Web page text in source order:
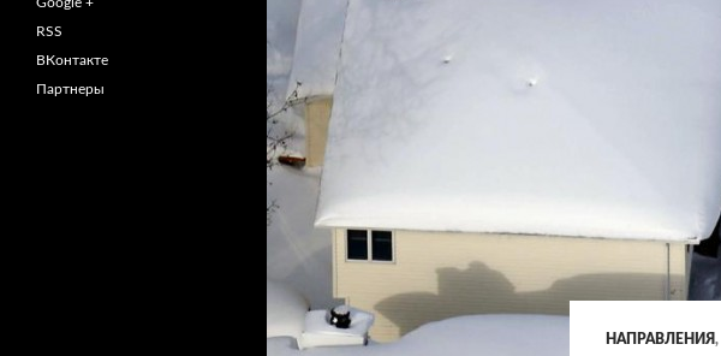
НАПРАВЛЕНИЯ,
RSS
ВКонтакте
Партнеры